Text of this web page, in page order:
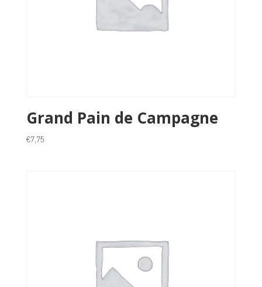
Grand Pain de Campagne
€7,75